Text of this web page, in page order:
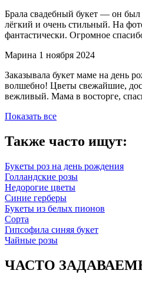
Брала свадебный букет — он
лёгкий и очень стильный. На
фантастически. Огромное
Марина 1 ноября 2024
Заказывала букет маме на день
волшебно! Цветы свежайшие,
вежливый. Мама в восторге,
Показать все
Также часто ищут:
Букеты роз на день рождения
Голландские розы
Недорогие цветы
Синие герберы
Букеты из белых пионов
Сорта
Гипсофила синяя букет
Чайные розы
ЧАСТО